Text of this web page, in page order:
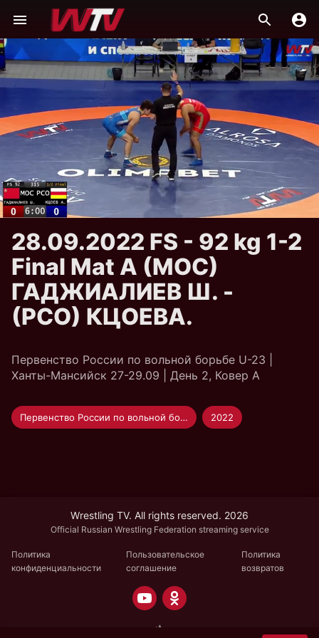
28.09.2022 FS - 92 kg 1-2
Final Mat А (МОС)
ГАДЖИАЛИЕВ Ш. -
(РСО) КЦОЕВА.
Первенство России по вольной борьбе U-23 |
Ханты-Мансийск 27-29.09 | День 2, Ковер А
Первенство России по вольной борьбе U-23 2022
Wrestling TV. All rights reserved. 2026
Official Russian Wrestling Federation streaming service
Политика
конфиденциальности
Пользовательское
соглашение
Политика
возвратов